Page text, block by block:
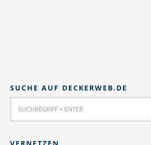
SUCHE AUF DECKERWEB.DE